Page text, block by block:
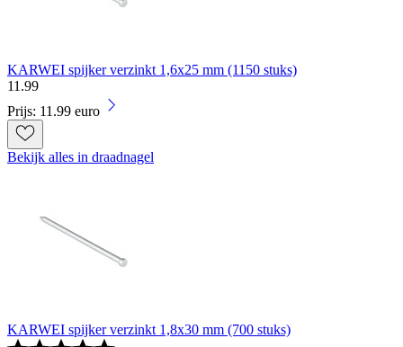
KARWEI spijker verzinkt 1,6x25 mm (1150 stuks)
11 .99
Prijs: 11.99 euro
Bekijk alles in draadnagel
KARWEI spijker verzinkt 1,8x30 mm (700 stuks)